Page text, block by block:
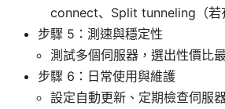
connect、Split tunneling（若
步驟 5：測速與穩定性
測試多個伺服器，選出性價比
步驟 6：日常使用與維護
設定自動更新、定期檢查伺服